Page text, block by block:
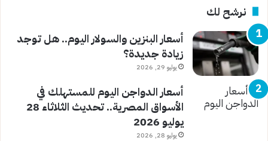
نرشح لك
أسعار البنزين والسولار اليوم.. هل توجد
زيادة جديدة؟
يوليو 29, 2026
أسعار الدواجن اليوم للمستهلك في
الأسواق المصرية.. تحديث الثلاثاء 28
يوليو 2026
يوليو 28, 2026